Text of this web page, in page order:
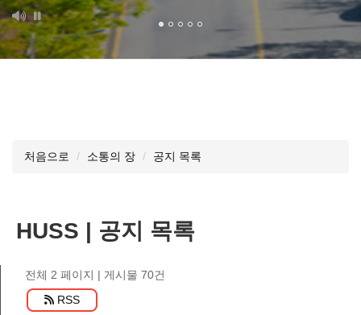
처음으로 소통의 장 공지 목록
HUSS | 공지 목록
전체 2 페이지 | 게시물 70건
RSS